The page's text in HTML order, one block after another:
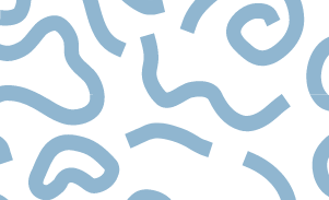
Status studenta najlepiej